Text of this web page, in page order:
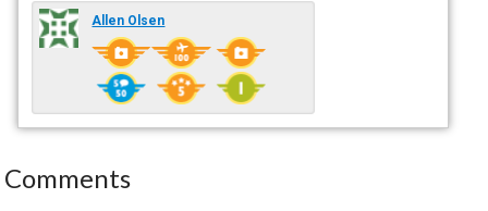
Allen Olsen
Comments